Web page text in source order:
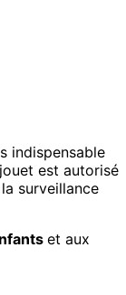
indispensable
est autorisé
surveillance
et aux